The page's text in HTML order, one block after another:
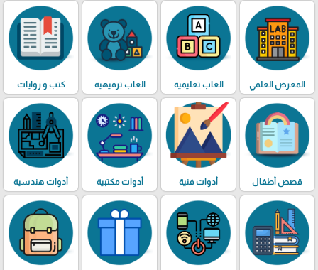
المعرض العلمي العاب تعليمية العاب ترفيهية كتب و روايات
قصص أطفال أدوات فنية أدوات مكتبية أدوات هندسية